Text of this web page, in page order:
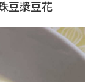
豆漿豆花